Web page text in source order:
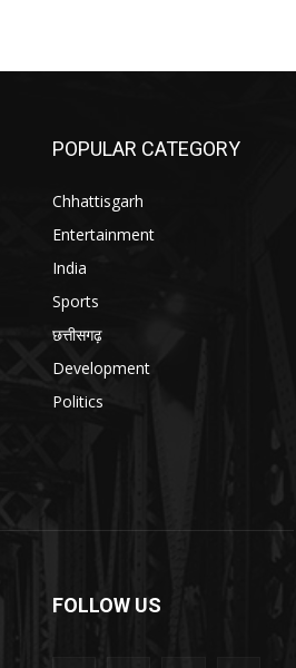
POPULAR CATEGORY
Chhattisgarh
Entertainment
India
Sports
छत्तीसगढ़
Development
Politics
FOLLOW US